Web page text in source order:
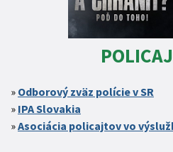
Odborový zväz polície v SR
IPA Slovakia
Asociácia policajtov vo